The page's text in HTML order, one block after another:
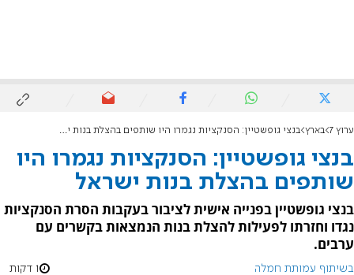
ערוץ 7 בארץ בנצי גופשטיין: הסנקציות נגמרו היו שותפים בהצלת בנות ישראל
בנצי גופשטיין: הסנקציות נגמרו היו
שותפים בהצלת בנות ישראל
בנצי גופשטיין בפנייה אישית לציבור בעקבות הסרת הסנקציות
נגדו וחזרתו לפעילות להצלת בנות הנמצאות בקשרים עם
ערבים.
בשיתוף עמותת חמלה 1 דקות